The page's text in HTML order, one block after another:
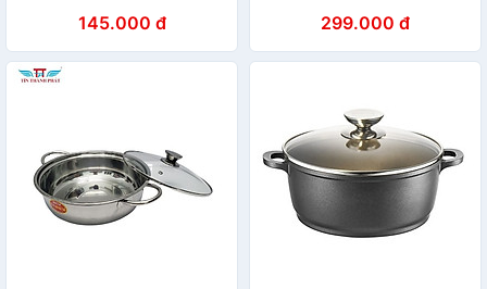
145.000 đ
Nhập Khẩu299.000 đ